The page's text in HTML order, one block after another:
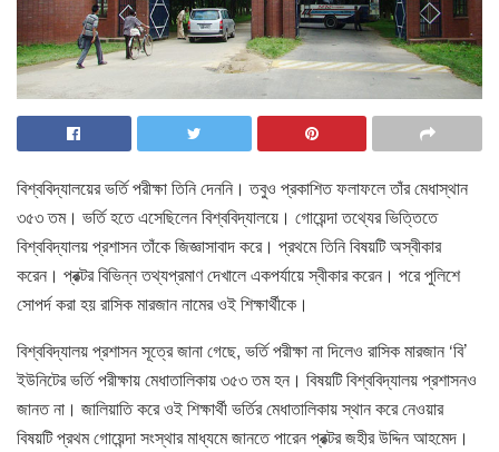
বিশ্ববিদ্যালয়ের ভর্তি পরীক্ষা তিনি দেননি। তবুও প্রকাশিত ফলাফলে তাঁর মেধাস্থান
৩৫৩ তম। ভর্তি হতে এসেছিলেন বিশ্ববিদ্যালয়ে। গোয়েন্দা তথ্যের ভিত্তিতে
বিশ্ববিদ্যালয় প্রশাসন তাঁকে জিজ্ঞাসাবাদ করে। প্রথমে তিনি বিষয়টি অস্বীকার
করেন। প্রক্টর বিভিন্ন তথ্যপ্রমাণ দেখালে একপর্যায়ে স্বীকার করেন। পরে পুলিশে
সোপর্দ করা হয় রাসিক মারজান নামের ওই শিক্ষার্থীকে।
বিশ্ববিদ্যালয় প্রশাসন সূত্রে জানা গেছে, ভর্তি পরীক্ষা না দিলেও রাসিক মারজান ‘বি’
ইউনিটের ভর্তি পরীক্ষায় মেধাতালিকায় ৩৫৩ তম হন। বিষয়টি বিশ্ববিদ্যালয় প্রশাসনও
জানত না। জালিয়াতি করে ওই শিক্ষার্থী ভর্তির মেধাতালিকায় স্থান করে নেওয়ার
বিষয়টি প্রথম গোয়েন্দা সংস্থার মাধ্যমে জানতে পারেন প্রক্টর জহীর উদ্দিন আহমেদ।